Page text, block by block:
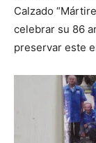
Calzado
celebrar su 86
preservar este